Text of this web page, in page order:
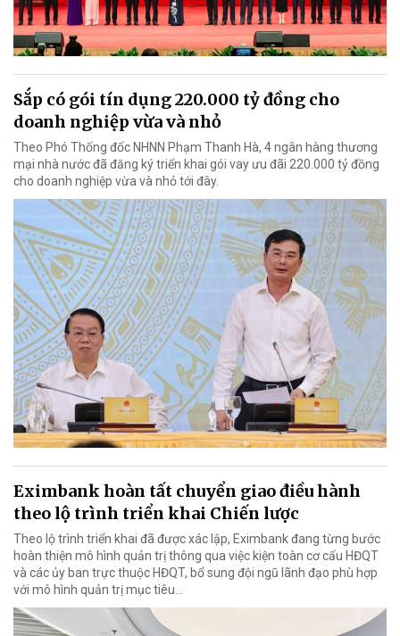
Sắp có gói tín dụng 220.000 tỷ đồng cho
doanh nghiệp vừa và nhỏ
Theo Phó Thống đốc NHNN Phạm Thanh Hà, 4 ngân hàng thương
mại nhà nước đã đăng ký triển khai gói vay ưu đãi 220.000 tỷ đồng
cho doanh nghiệp vừa và nhỏ tới đây.
Eximbank hoàn tất chuyển giao điều hành
theo lộ trình triển khai Chiến lược
Theo lộ trình triển khai đã được xác lập, Eximbank đang từng bước
hoàn thiện mô hình quản trị thông qua việc kiện toàn cơ cấu HĐQT
và các ủy ban trực thuộc HĐQT, bổ sung đội ngũ lãnh đạo phù hợp
với mô hình quản trị mục tiêu...